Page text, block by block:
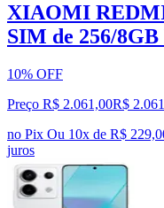
XIAOMI
SIM de 256/
10% OFF
Preço R$ 2.061,00R$ 2.061
no Pix Ou 10x de R$
juros